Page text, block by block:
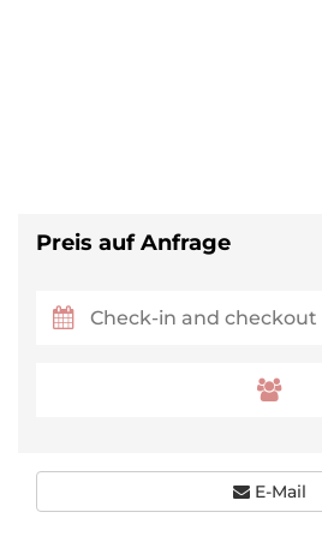
Preis auf Anfrage
E-Mail